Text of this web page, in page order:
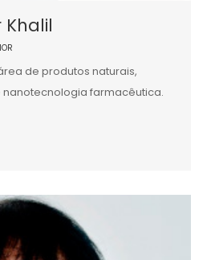
Khalil
de produtos naturais,
farmacêutica.